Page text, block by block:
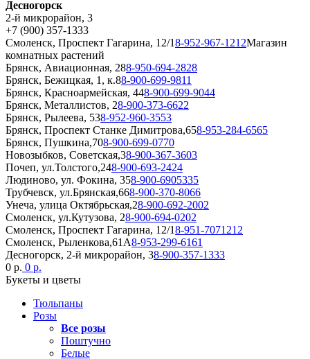
Десногорск
2-й микрорайон, 3
+7 (900) 357-1333
Смоленск, Проспект Гагарина, 12/18-952-967-1212Магазин
комнатных растений
Брянск, Авиационная, 288-950-694-2828
Брянск, Бежицкая, 1, к.88-900-699-9811
Брянск, Красноармейская, 448-900-699-9044
Брянск, Металлистов, 28-900-373-6622
Брянск, Рылеева, 538-952-960-3553
Брянск, Проспект Станке Димитрова,658-953-284-6565
Брянск, Пушкина,708-900-699-0770
Новозыбков, Советская,38-900-367-3603
Почеп, ул.Толстого,248-900-693-2424
Людиново, ул. Фокина, 358-900-6905335
Трубчевск, ул.Брянская,668-900-370-8066
Унеча, улица Октябрьская,28-900-692-2002
Смоленск, ул.Кутузова, 28-900-694-0202
Смоленск, Проспект Гагарина, 12/18-951-7071212
Смоленск, Рыленкова,61А8-953-299-6161
Десногорск, 2-й микрорайон, 38-900-357-1333
0 р. 0 р.
Букеты и цветы
Тюльпаны
Розы
Все розы
Поштучно
Белые